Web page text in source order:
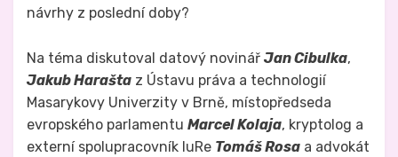
návrhy z poslední doby?
Na téma diskutoval datový novinář Jan Cibulka,
Jakub Harašta z Ústavu práva a technologií
Masarykovy Univerzity v Brně, místopředseda
evropského parlamentu Marcel Kolaja, kryptolog a
externí spolupracovník IuRe Tomáš Rosa a advokát